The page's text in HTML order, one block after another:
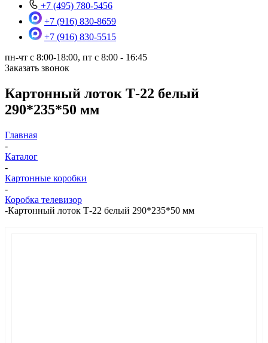
+7 (495) 780-5456
+7 (916) 830-8659
+7 (916) 830-5515
пн-чт c 8:00-18:00, пт с 8:00 - 16:45
Заказать звонок
Картонный лоток Т-22 белый
290*235*50 мм
Главная
-
Каталог
-
Картонные коробки
-
Коробка телевизор
-Картонный лоток Т-22 белый 290*235*50 мм